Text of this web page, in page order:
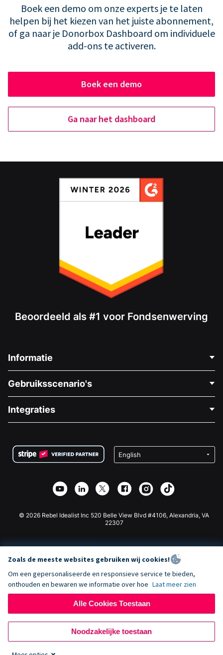
Boek een demo om onze experts je te laten
helpen bij het kiezen van het juiste abonnement,
of ga naar je Donorbox Dashboard om individuele
add-ons te activeren.
Boek een demo
Ga naar het dashboard
Beoordeeld als #1 voor Fondsenwerving
Informatie
Over Ons
Vacatures
Privacy
Affiliate Partnerschap
Gebruiksscenario's
Medische Fondsenwerving
Goede Doelen Fondsenwerving
Integraties
Wix Donatie Plugin
Webflow Donatie App
Joomla Donatie
© 2026 Rebel Idealist Inc 520 Belle View Blvd #4106, Alexandria, VA
22307
Zoals de meeste websites gebruiken wij cookies!
Om een gepersonaliseerde en responsieve service te bieden,
onthouden en bewaren we informatie over hoe Laat meer zien
Alle Cookies Toestaan
Noodzakelijke toestaan